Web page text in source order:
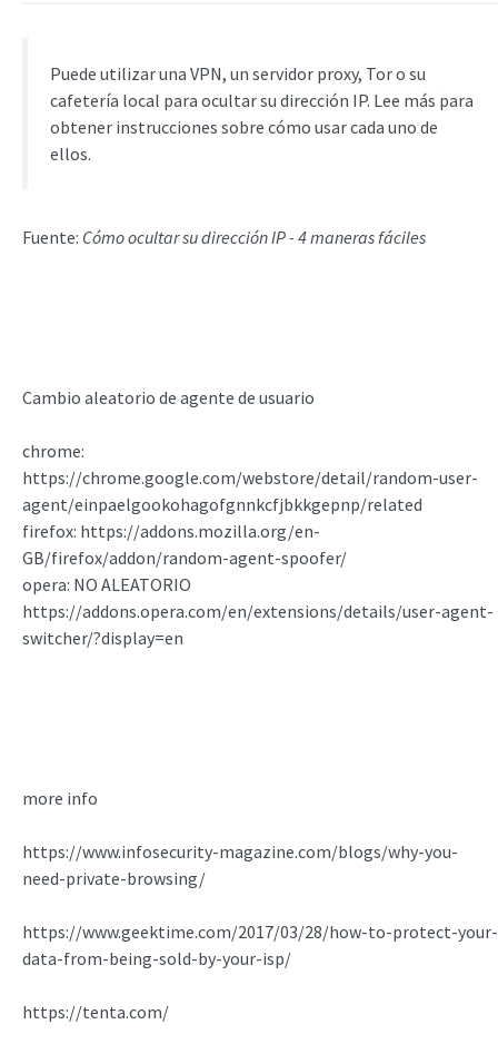
Puede utilizar una VPN, un servidor proxy, Tor o su
cafetería local para ocultar su dirección IP. Lee más para
obtener instrucciones sobre cómo usar cada uno de
ellos.
Fuente: Cómo ocultar su dirección IP - 4 maneras fáciles
Cambio aleatorio de agente de usuario
chrome:
https://chrome.google.com/webstore/detail/random-user-
agent/einpaelgookohagofgnnkcfjbkkgepnp/related
firefox: https://addons.mozilla.org/en-
GB/firefox/addon/random-agent-spoofer/
opera: NO ALEATORIO
https://addons.opera.com/en/extensions/details/user-agent-
switcher/?display=en
more info
https://www.infosecurity-magazine.com/blogs/why-you-
need-private-browsing/
https://www.geektime.com/2017/03/28/how-to-protect-your-
data-from-being-sold-by-your-isp/
https://tenta.com/